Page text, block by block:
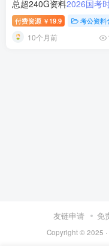
总超240G资料2026国考
常识专项240G+：25年10
点押题+李永新视频+二十
中全会40题，考前必备
付费资源 ￥ 19.9 考公资料
10个月前
友链申请 免
Copyright © 2025 ·